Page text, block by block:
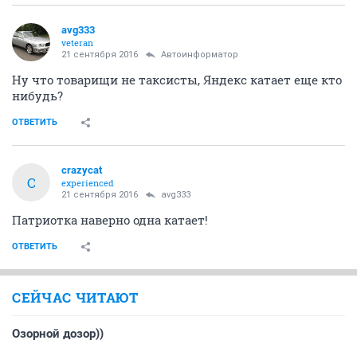
avg333
veteran
21 сентября 2016 Автоинформатор
Ну что товарищи не таксисты, Яндекс катает еще кто
нибудь?
ОТВЕТИТЬ
C
crazycat
experienced
21 сентября 2016 avg333
Патриотка наверно одна катает!
ОТВЕТИТЬ
СЕЙЧАС ЧИТАЮТ
Озорной дозор))